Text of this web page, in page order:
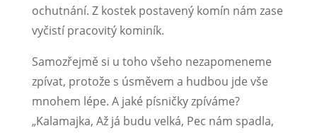
ochutnání. Z kostek postavený komín nám zase
vyčistí pracovitý kominík.
Samozřejmě si u toho všeho nezapomeneme
zpívat, protože s úsměvem a hudbou jde vše
mnohem lépe. A jaké písničky zpíváme?
„Kalamajka, Až já budu velká, Pec nám spadla,